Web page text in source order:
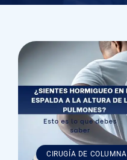
CIRUGÍA DE COLUMNA